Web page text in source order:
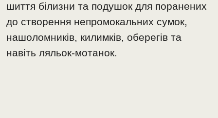
шиття білизни та подушок для поранених
до створення непромокальних сумок,
нашоломників, килимків, оберегів та
навіть ляльок-мотанок.